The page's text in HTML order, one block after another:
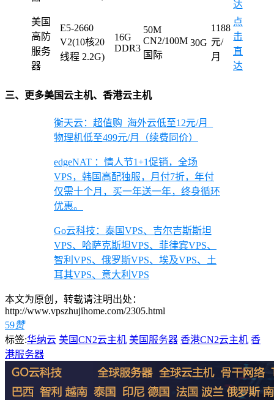
达
美国
高防
服务
器
E5-2660
V2(10核20
线程 2.2G)
16G
DDR3
50M
CN2/100M
国际
30G
1188
元/
月
点
击
直
达
三、更多美国云主机、香港云主机
衡天云：超值购_海外云低至12元/月_
物理机低至499元/月（续费同价）
edgeNAT ：情人节1+1促销，全场
VPS，韩国高配独服，月付7折，年付
仅需十个月，买一年送一年，终身循环
优惠。
Go云科技：泰国VPS、吉尔吉斯斯坦
VPS、哈萨克斯坦VPS、菲律宾VPS、
智利VPS、俄罗斯VPS、埃及VPS、土
耳其VPS、意大利VPS
本文为原创，转载请注明出处：
http://www.vpszhujihome.com/2305.html
59赞
标签:华纳云 美国CN2云主机 美国服务器 香港CN2云主机 香
港服务器